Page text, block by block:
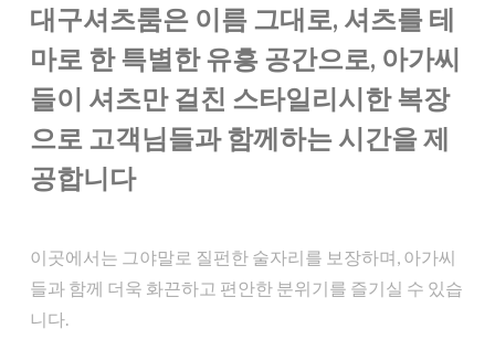
대구셔츠룸은 이름 그대로, 셔츠를 테
마로 한 특별한 유흥 공간으로, 아가씨
들이 셔츠만 걸친 스타일리시한 복장
으로 고객님들과 함께하는 시간을 제
공합니다
이곳에서는 그야말로 질펀한 술자리를 보장하며, 아가씨
들과 함께 더욱 화끈하고 편안한 분위기를 즐기실 수 있습
니다.